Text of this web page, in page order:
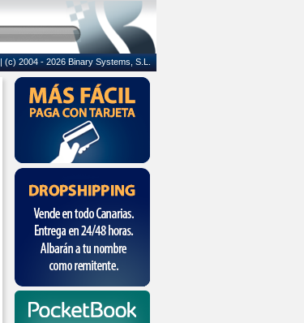
| (c) 2004 - 2026 Binary Systems, S.L.